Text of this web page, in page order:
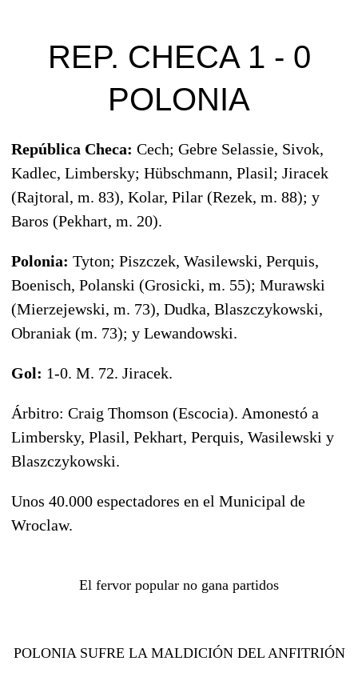
REP. CHECA 1 - 0
POLONIA
República Checa: Cech; Gebre Selassie, Sivok,
Kadlec, Limbersky; Hübschmann, Plasil; Jiracek
(Rajtoral, m. 83), Kolar, Pilar (Rezek, m. 88); y
Baros (Pekhart, m. 20).
Polonia: Tyton; Piszczek, Wasilewski, Perquis,
Boenisch, Polanski (Grosicki, m. 55); Murawski
(Mierzejewski, m. 73), Dudka, Blaszczykowski,
Obraniak (m. 73); y Lewandowski.
Gol: 1-0. M. 72. Jiracek.
Árbitro: Craig Thomson (Escocia). Amonestó a
Limbersky, Plasil, Pekhart, Perquis, Wasilewski y
Blaszczykowski.
Unos 40.000 espectadores en el Municipal de
Wroclaw.
El fervor popular no gana partidos
POLONIA SUFRE LA MALDICIÓN DEL ANFITRIÓN